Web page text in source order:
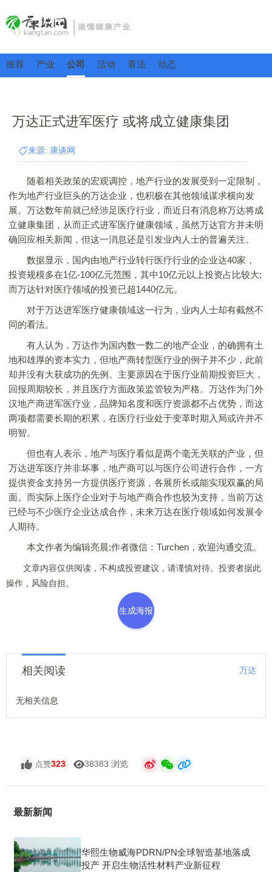
推荐 产业 公司 活动 看法 动态
万达正式进军医疗 或将成立健康集团
来源: 康谈网
随着相关政策的宏观调控，地产行业的发展受到一定限制，
作为地产行业巨头的万达企业，也积极在其他领域谋求横向发
展。万达数年前就已经涉足医疗行业，而近日有消息称万达将成
立健康集团，从而正式进军医疗健康领域，虽然万达官方并未明
确回应相关新闻，但这一消息还是引发业内人士的普遍关注。
数据显示，国内由地产行业转行医疗行业的企业达40家，
投资规模多在1亿-100亿元范围，其中10亿元以上投资占比较大;
而万达针对医疗领域的投资已超1440亿元。
对于万达进军医疗健康领域这一行为，业内人士却有截然不
同的看法。
有人认为，万达作为国内数一数二的地产企业，的确拥有土
地和雄厚的资本实力，但地产商转型医疗业的例子并不少，此前
却并没有大获成功的先例。主要原因在于医疗业前期投资巨大，
回报周期较长，并且医疗方面政策监管较为严格。万达作为门外
汉地产商进军医疗业，品牌知名度和医疗资源都不占优势，而这
两项都需要长期的积累，在医疗行业处于变革时期入局或许并不
明智。
但也有人表示，地产与医疗看似是两个毫无关联的产业，但
万达进军医疗并非坏事，地产商可以与医疗公司进行合作，一方
提供资金支持另一方提供医疗资源，各展所长或能实现双赢的局
面。而实际上医疗企业对于与地产商合作也较为支持，当前万达
已经与不少医疗企业达成合作，未来万达在医疗领域如何发展令
人期待。
本文作者为编辑亮晨;作者微信：Turchen，欢迎沟通交流。
文章内容仅供阅读，不构成投资建议，请谨慎对待。投资者据此
操作，风险自担。
生成海报
相关阅读 万达
无相关信息
点赞323 38383 浏览
最新新闻
华熙生物威海PDRN/PN全球智造基地落成
投产 开启生物活性材料产业新征程